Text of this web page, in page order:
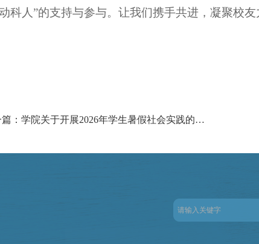
科人”的支持与参与。让我们携手共进，凝聚校
上一篇：学院关于开展2026年学生暑假社会实践的通知